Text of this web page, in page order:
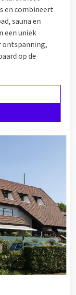
en combineert
sauna en
een uniek
ontspanning,
op de